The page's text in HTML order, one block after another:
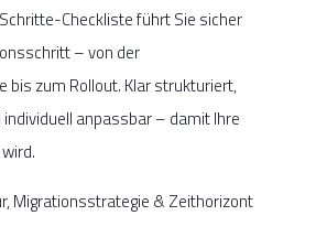
Checkliste führt Sie sicher
– von der
bis zum Rollout. Klar strukturiert,
anpassbar – damit Ihre
Migrationsstrategie & Zeithorizont